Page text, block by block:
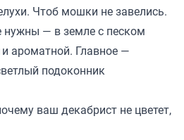
Чтоб мошки не завелись.
нужны — в земле с песком
и ароматной. Главное —
подоконник
ваш декабрист не цветет,